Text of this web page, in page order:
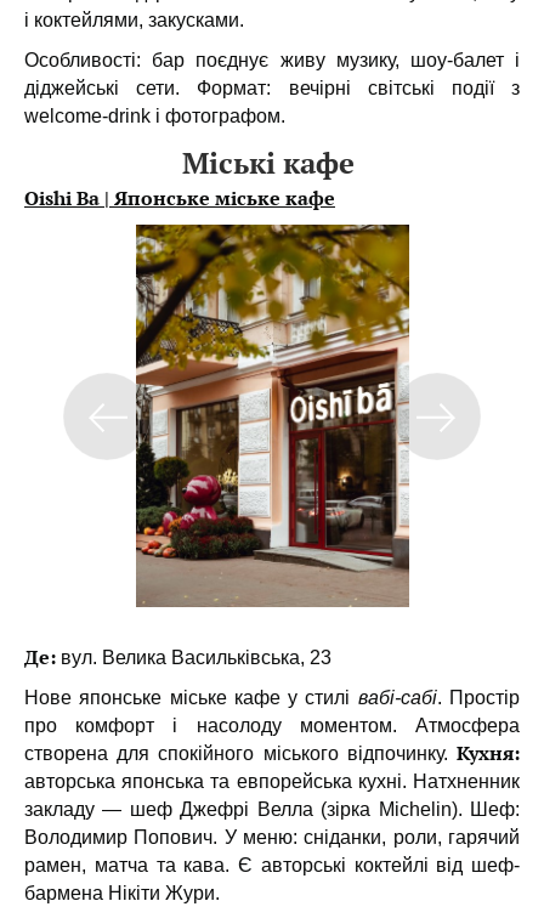
і коктейлями, закусками.
Особливості: бар поєднує живу музику, шоу-балет і
діджейські сети. Формат: вечірні світські події з
welcome-drink і фотографом.
Міські кафе
Oishi Ba | Японське міське кафе
Де: вул. Велика Васильківська, 23
Нове японське міське кафе у стилі вабі-сабі. Простір
про комфорт і насолоду моментом. Атмосфера
створена для спокійного міського відпочинку. Кухня:
авторська японська та евпорейська кухні. Натхненник
закладу — шеф Джефрі Велла (зірка Michelin). Шеф:
Володимир Попович. У меню: сніданки, роли, гарячий
рамен, матча та кава. Є авторські коктейлі від шеф-
бармена Нікіти Жури.